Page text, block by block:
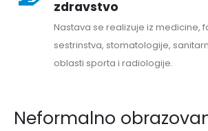
zdravstvo
Nastava se realizuje iz medicine,
sestrinstva, stomatologije,
oblasti sporta i radiologije.
Neformalno